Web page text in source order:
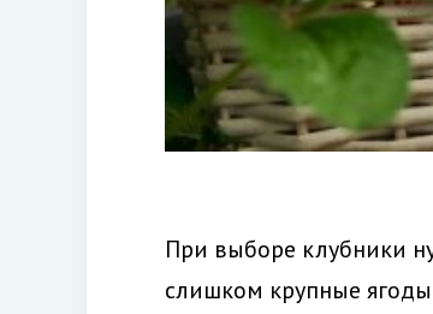
При выборе клубники
слишком крупные